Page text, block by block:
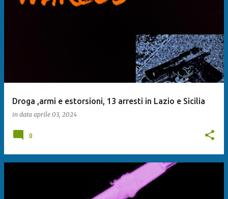
Droga ,armi e estorsioni, 13 arresti in Lazio e Sicilia
in data aprile 03, 2024
0